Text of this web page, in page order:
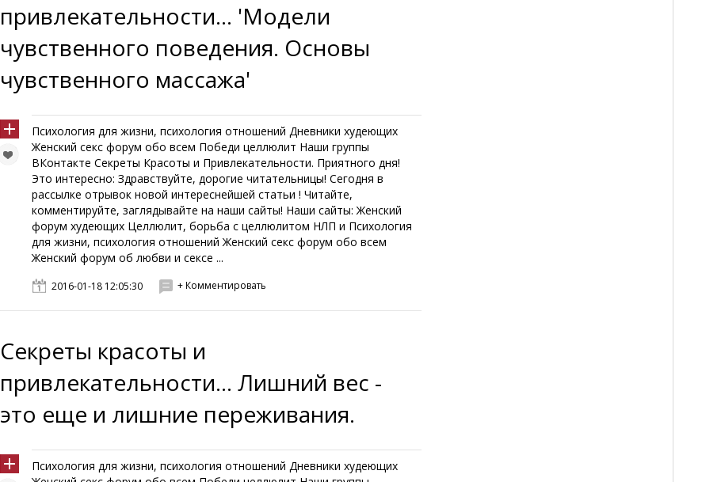
привлекательности... 'Модели
чувственного поведения. Основы
чувственного массажа'
Психология для жизни, психология отношений Дневники худеющих
Женский секс форум обо всем Победи целлюлит Наши группы
ВКонтакте Секреты Красоты и Привлекательности. Приятного дня!
Это интересно: Здравствуйте, дорогие читательницы! Сегодня в
рассылке отрывок новой интереснейшей статьи ! Читайте,
комментируйте, заглядывайте на наши сайты! Наши сайты: Женский
форум худеющих Целлюлит, борьба с целлюлитом НЛП и Психология
для жизни, психология отношений Женский секс форум обо всем
Женский форум об любви и сексе ...
2016-01-18 12:05:30 + Комментировать
Секреты красоты и
привлекательности... Лишний вес -
это еще и лишние переживания.
Психология для жизни, психология отношений Дневники худеющих